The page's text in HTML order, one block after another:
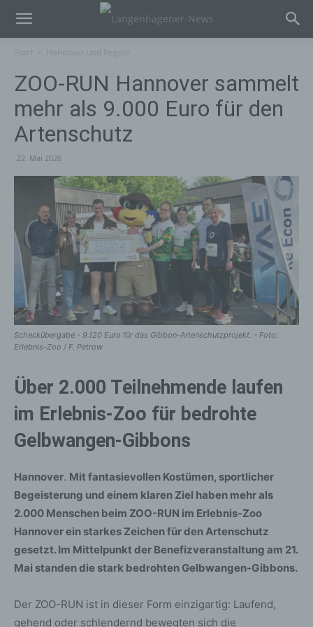
ZOO-RUN Hannover sammelt
mehr als 9.000 Euro für den
Artenschutz
22. Mai 2026
Scheckübergabe - 9.120 Euro für das Gibbon-Artenschutzprojekt. - Foto:
Erlebnis-Zoo / F. Petrow
Über 2.000 Teilnehmende laufen
im Erlebnis-Zoo für bedrohte
Gelbwangen-Gibbons
Hannover. Mit fantasievollen Kostümen, sportlicher
Begeisterung und einem klaren Ziel haben mehr als
2.000 Menschen beim ZOO-RUN im Erlebnis-Zoo
Hannover ein starkes Zeichen für den Artenschutz
gesetzt. Im Mittelpunkt der Benefizveranstaltung am 21.
Mai standen die stark bedrohten Gelbwangen-Gibbons.
Der ZOO-RUN ist in dieser Form einzigartig: Laufend,
gehend oder schlendernd bewegten sich die